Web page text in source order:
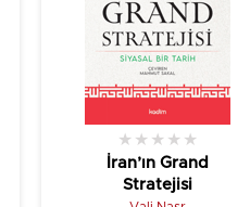
İran’ın Grand
Stratejisi
★ ★ ★ ★ ★